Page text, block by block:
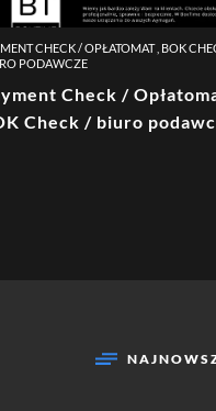
CHECK / OPŁATOMAT , BOK
PODAWCZE
Check / biuro